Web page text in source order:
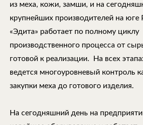
из меха, кожи, замши, и на
крупнейших производителей на юге
«Эдита» работает по полному циклу
производственного процесса от
готовой к реализации. На всех
ведется многоуровневый контроль
закупки меха до готового изделия.
На сегодняшний день на